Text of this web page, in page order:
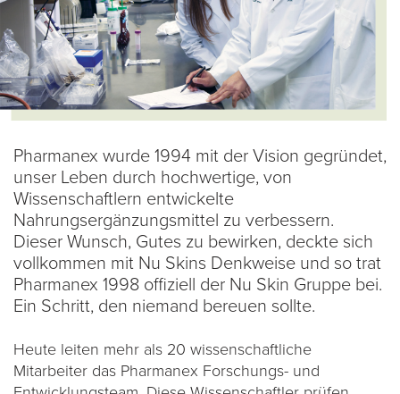
Pharmanex wurde 1994 mit der Vision gegründet,
unser Leben durch hochwertige, von
Wissenschaftlern entwickelte
Nahrungsergänzungsmittel zu verbessern.
Dieser Wunsch, Gutes zu bewirken, deckte sich
vollkommen mit Nu Skins Denkweise und so trat
Pharmanex 1998 offiziell der Nu Skin Gruppe bei.
Ein Schritt, den niemand bereuen sollte.
Heute leiten mehr als 20 wissenschaftliche
Mitarbeiter das Pharmanex Forschungs- und